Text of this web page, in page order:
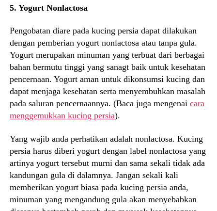
5. Yogurt Nonlactosa
Pengobatan diare pada kucing persia dapat dilakukan
dengan pemberian yogurt nonlactosa atau tanpa gula.
Yogurt merupakan minuman yang terbuat dari berbagai
bahan bermutu tinggi yang sanagt baik untuk kesehatan
pencernaan. Yogurt aman untuk dikonsumsi kucing dan
dapat menjaga kesehatan serta menyembuhkan masalah
pada saluran pencernaannya. (Baca juga mengenai cara
menggemukkan kucing persia).
Yang wajib anda perhatikan adalah nonlactosa. Kucing
persia harus diberi yogurt dengan label nonlactosa yang
artinya yogurt tersebut murni dan sama sekali tidak ada
kandungan gula di dalamnya. Jangan sekali kali
memberikan yogurt biasa pada kucing persia anda,
minuman yang mengandung gula akan menyebabkan